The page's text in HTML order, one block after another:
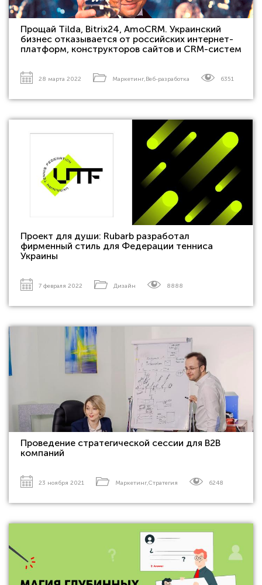
Прощай Tilda, Bitrix24, AmoCRM. Украинский
бизнес отказывается от российских интернет-
платформ, конструкторов сайтов и CRM-систем
28 марта 2022 Маркетинг,Веб-разработка 6351
Проект для души: Rubarb разработал
фирменный стиль для Федерации тенниса
Украины
7 февраля 2022 Дизайн 8888
Проведение стратегической сессии для В2В
компаний
23 ноября 2021 Маркетинг,Стратегия 6248